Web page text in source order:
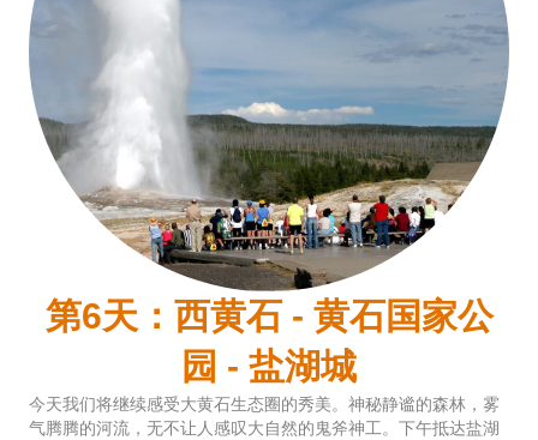
第6天：西黄石 - 黄石国家公
园 - 盐湖城
今天我们将继续感受大黄石生态圈的秀美。神秘静谧的森林，雾
气腾腾的河流，无不让人感叹大自然的鬼斧神工。下午抵达盐湖